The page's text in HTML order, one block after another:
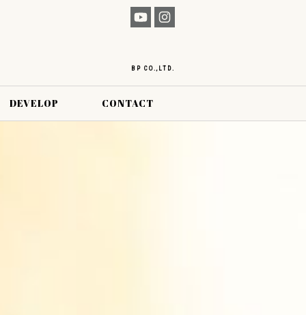
BP CO.,LTD.
DEVELOP CONTACT